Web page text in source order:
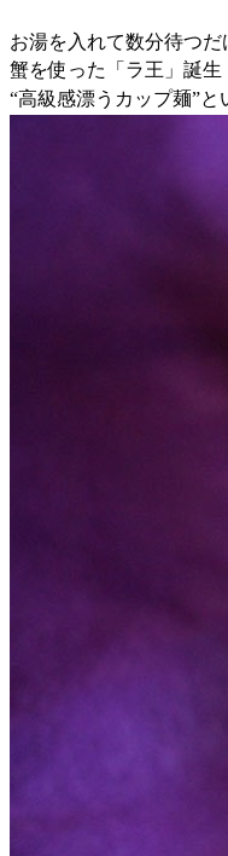
お湯を入れて数分待つ
蟹を使った「ラ王」誕生
“高級感漂うカップ麺”